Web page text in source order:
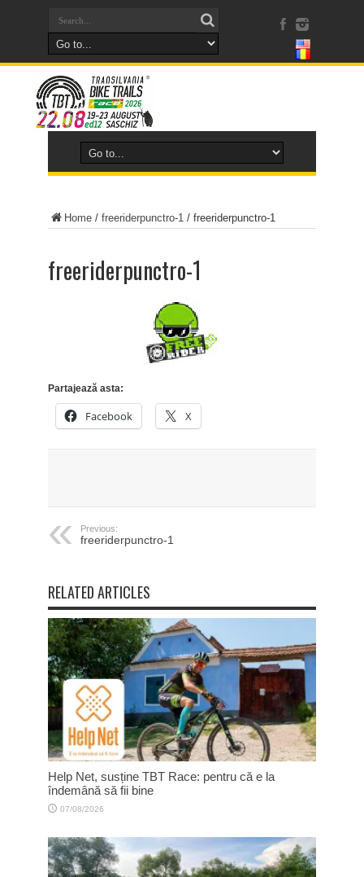
Home / freeriderpunctro-1 / freeriderpunctro-1
freeriderpunctro-1
Partajează asta:
Facebook X
Previous:
freeriderpunctro-1
RELATED ARTICLES
Help Net, susține TBT Race: pentru că e la
îndemână să fii bine
07/08/2026